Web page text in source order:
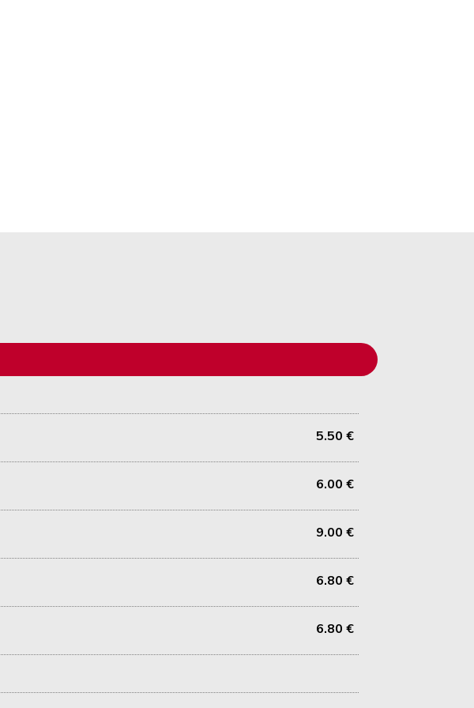
5.50 €
6.00 €
9.00 €
6.80 €
6.80 €